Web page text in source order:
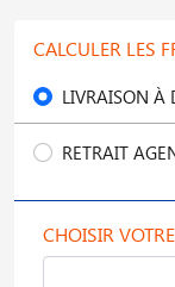
CALCULER LES
LIVRAISON À
RETRAIT
CHOISIR